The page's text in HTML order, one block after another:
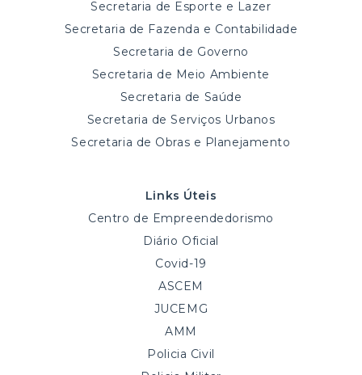
Secretaria de Esporte e Lazer
Secretaria de Fazenda e Contabilidade
Secretaria de Governo
Secretaria de Meio Ambiente
Secretaria de Saúde
Secretaria de Serviços Urbanos
Secretaria de Obras e Planejamento
Links Úteis
Centro de Empreendedorismo
Diário Oficial
Covid-19
ASCEM
JUCEMG
AMM
Policia Civil